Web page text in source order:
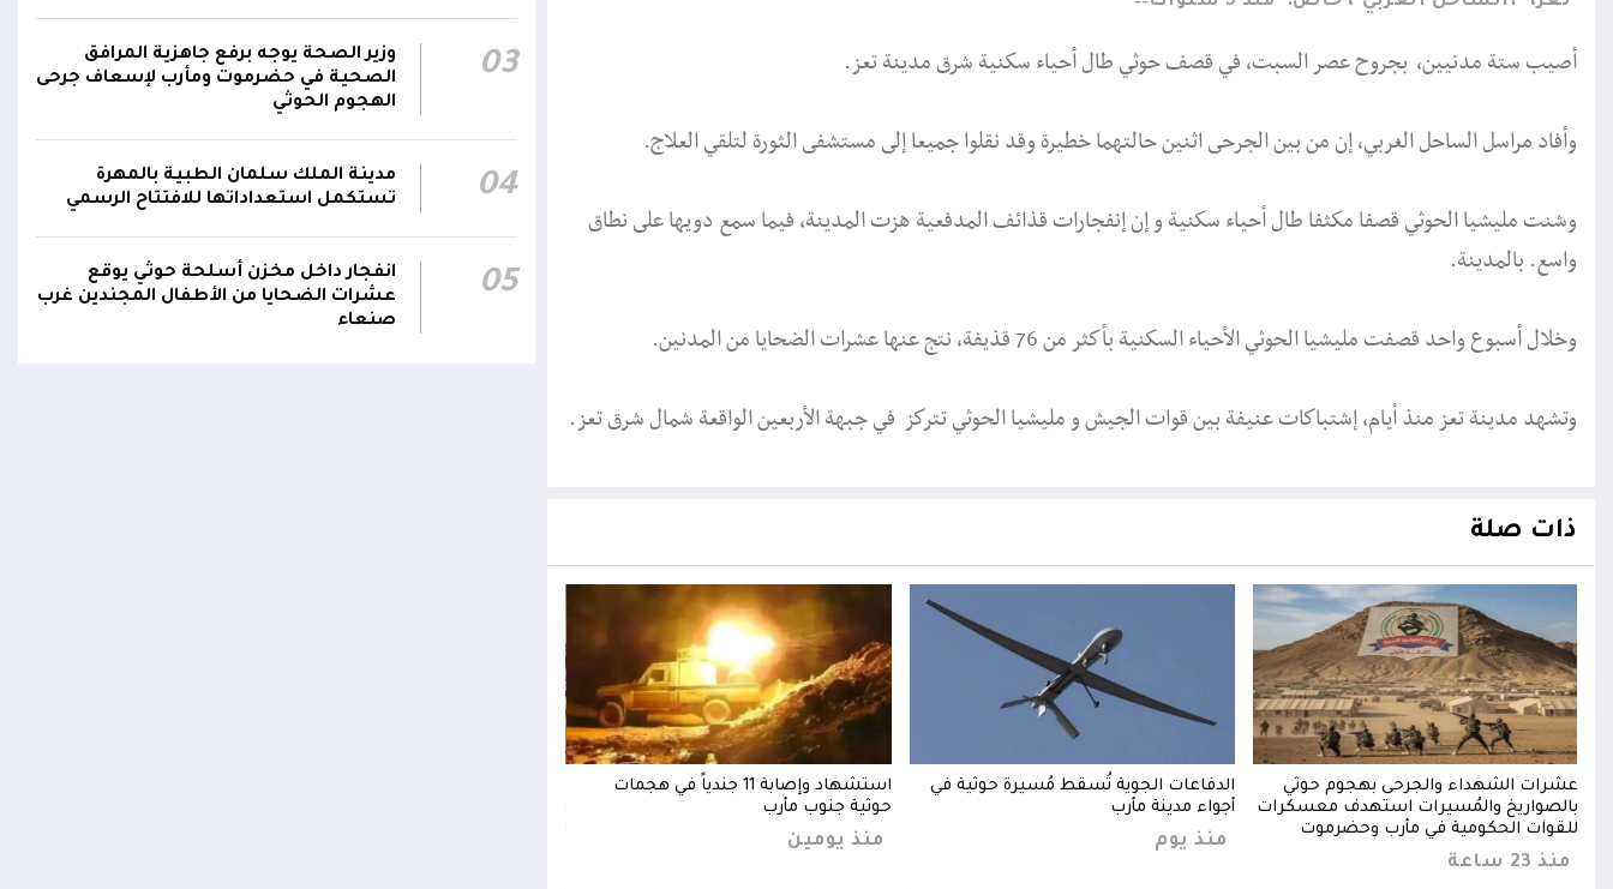
أصيب ستة مدنيين، بجروح عصر السبت، في قصف حوثي طال أحياء سكنية شرق مدينة تعز.
وأفاد مراسل الساحل الغربي، إن من بين الجرحى اثنين حالتهما خطيرة وقد نقلوا جميعا إلى مستشفى الثورة لتلقي العلاج.
وشنت مليشيا الحوثي قصفا مكثفا طال أحياء سكنية و إن إنفجارات قذائف المدفعية هزت المدينة، فيما سمع دويها على نطاق
واسع. بالمدينة.
وخلال أسبوع واحد قصفت مليشيا الحوثي الأحياء السكنية بأكثر من 76 قذيفة، نتج عنها عشرات الضحايا من المدنين.
وتشهد مدينة تعز منذ أيام، إشتباكات عنيفة بين قوات الجيش و مليشيا الحوثي تتركز في جبهة الأربعين الواقعة شمال شرق تعز.
ذات صلة
عشرات الشهداء والجرحى بهجوم حوثي
بالصواريخ والمُسيرات استهدف معسكرات
للقوات الحكومية في مأرب وحضرموت
منذ 23 ساعة
الدفاعات الجوية تُسقط مُسيرة حوثية في
أجواء مدينة مأرب
منذ يوم
استشهاد وإصابة 11 جندياً في هجمات
حوثية جنوب مأرب
منذ يومين
11:57
ويصيب عدداً منهم.. وصاروخ آخر يطول تجمعات
سكنية
03
وزير الصحة يوجه برفع جاهزية المرافق
الصحية في حضرموت ومأرب لإسعاف جرحى
الهجوم الحوثي
04
مدينة الملك سلمان الطبية بالمهرة
تستكمل استعداداتها للافتتاح الرسمي
05
انفجار داخل مخزن أسلحة حوثي يوقع
عشرات الضحايا من الأطفال المجندين غرب
صنعاء